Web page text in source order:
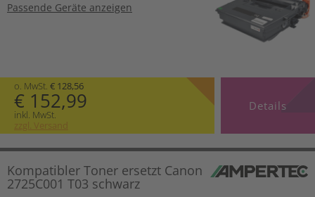
Passende Geräte anzeigen
o. MwSt. € 128,56
€ 152,99
inkl. MwSt.
zzgl. Versand
Details
Kompatibler Toner ersetzt Canon
2725C001 T03 schwarz